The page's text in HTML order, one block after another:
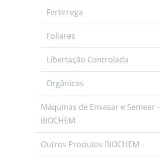
Fertirrega
Foliares
Libertação Controlada
Orgânicos
Máquinas de Envasar e Semear -
BIOCHEM
Outros Produtos BIOCHEM